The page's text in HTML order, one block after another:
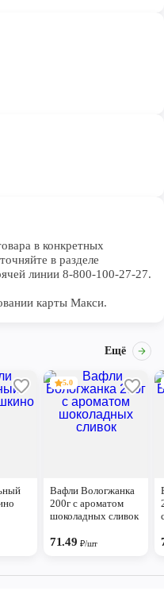
в конкретных
в разделе
линии 8-800-100-27-27.
карты Макси.
Ещё
5.0
Вафли Вологжанка
200г с ароматом
шоколадных сливок
71.49₽/шт